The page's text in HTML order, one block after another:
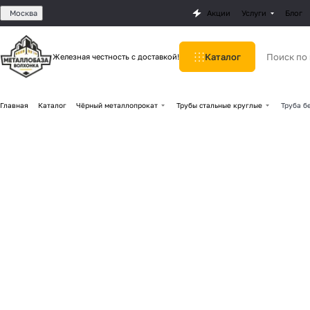
Москва Акции Услуги Блог
Железная честность с доставкой! Каталог
Главная Каталог Чёрный металлопрокат Трубы стальные круглые Труба